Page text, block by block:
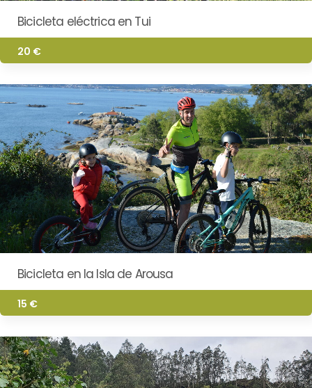
Bicicleta eléctrica en Tui
20 €
Bicicleta en la Isla de Arousa
15 €